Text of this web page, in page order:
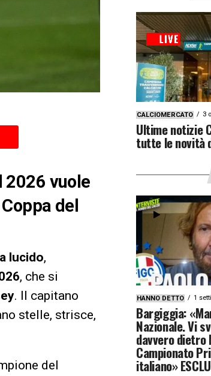
2026 vuole
del
lucido,
, che si
. Il capitano
stelle, strisce,
del
CALCIOMERCATO 3
Ultime notizie
tutte le novità
HANNO DETTO 1
Bargiggia:
Nazionale. Vi
davvero dietro
Campionato
italiano»